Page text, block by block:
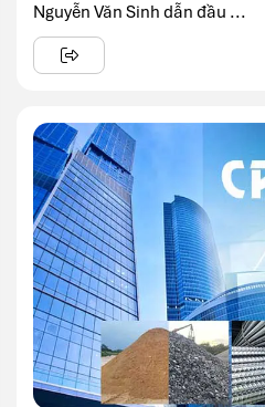
Nguyễn Văn Sinh dẫn đầu ...